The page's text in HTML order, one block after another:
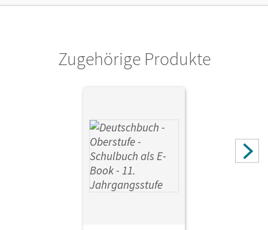
Zugehörige Produkte